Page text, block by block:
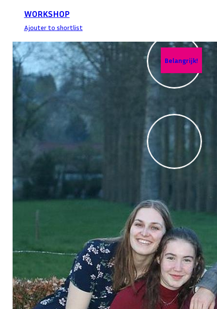
WORKSHOP
Ajouter to shortlist
Belangrijk!